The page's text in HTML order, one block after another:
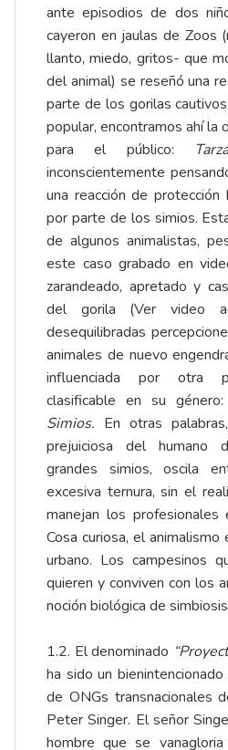
ante episodios de dos
cayeron en jaulas de Zoos
llanto, miedo, gritos- que
del animal) se reseñó una
parte de los gorilas cautivos
popular, encontramos ahí la
para el público:
inconscientemente
una reacción de protección
por parte de los simios.
de algunos animalistas,
este caso grabado en
zarandeado, apretado y
del gorila (Ver video
desequilibradas
animales de nuevo
influenciada por otra
clasificable en su género:
Simios. En otras
prejuiciosa del humano
grandes simios, oscila
excesiva ternura, sin el
manejan los profesionales
Cosa curiosa, el
urbano. Los campesinos
quieren y conviven con los
noción biológica de
1.2. El denominado
ha sido un
de ONGs transnacionales
Peter Singer. El señor
hombre que se